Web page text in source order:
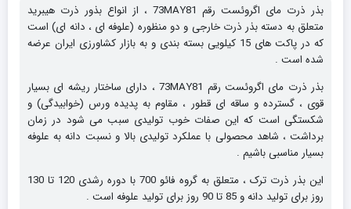
بذر ذرت مای اگروئست رقم 73MAY81 ، از انواع بذور ذرت هیبرید
متعلق به دسته بذر ذرت خارجی و دو منظوره (علوفه ای ، دانه ای) است
که در پاکت های 15 کیلویی بسته بندی و به بازار کشاورزی ایران عرضه
شده است .
بذر ذرت مای اگروئست رقم 73MAY81 ، دارای ساختار ریشه ای بسیار
قوی ، گسترده و ساقه ای قطور ، مقاوم به پدیده ورس (خوابیدگی) و
شکستگی است که این صفات خوب تولیدی سبب می شود در زمان
برداشت ، شاهد محصولی با عملکرد تولیدی بالا و نسبت دانه به علوفه
بسیار مناسبی باشیم .
این بذر ذرت ترک ، متعلق به گروه فائو 700 با دوره رشدی 120 تا 130
روز برای تولید دانه و 85 تا 90 روز برای تولید علوفه است .